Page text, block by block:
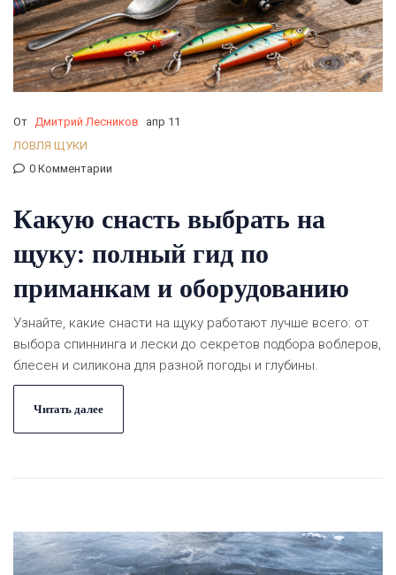
От Дмитрий Лесников
апр 11
ЛОВЛЯ ЩУКИ
0 Комментарии
Какую снасть выбрать на
щуку: полный гид по
приманкам и оборудованию
Узнайте, какие снасти на щуку работают лучше всего: от
выбора спиннинга и лески до секретов подбора воблеров,
блесен и силикона для разной погоды и глубины.
Читать далее